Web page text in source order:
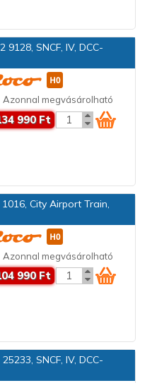
SNCF, IV, DCC-
Azonnal megvásárolható
990 Ft
City Airport Train,
Azonnal megvásárolható
990 Ft
SNCF, IV, DCC-